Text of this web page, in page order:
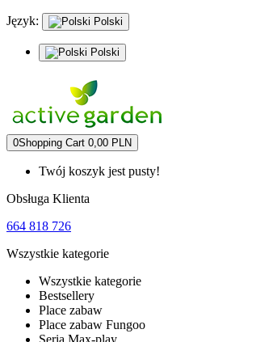
Język: Polski
Polski
0Shopping Cart 0,00 PLN
Twój koszyk jest pusty!
Obsługa Klienta
664 818 726
Wszystkie kategorie
Wszystkie kategorie
Bestsellery
Place zabaw
Place zabaw Fungoo
Seria Max-play